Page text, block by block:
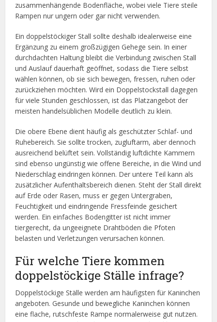
zusammenhängende Bodenfläche, wobei viele Tiere steile
Rampen nur ungern oder gar nicht verwenden.
Ein doppelstöckiger Stall sollte deshalb idealerweise eine
Ergänzung zu einem großzügigen Gehege sein. In einer
durchdachten Haltung bleibt die Verbindung zwischen Stall
und Auslauf dauerhaft geöffnet, sodass die Tiere selbst
wählen können, ob sie sich bewegen, fressen, ruhen oder
zurückziehen möchten. Wird ein Doppelstockstall dagegen
für viele Stunden geschlossen, ist das Platzangebot der
meisten handelsüblichen Modelle deutlich zu klein.
Die obere Ebene dient häufig als geschützter Schlaf- und
Ruhebereich. Sie sollte trocken, zugluftarm, aber dennoch
ausreichend belüftet sein. Vollständig luftdichte Kammern
sind ebenso ungünstig wie offene Bereiche, in die Wind und
Niederschlag eindringen können. Der untere Teil kann als
zusätzlicher Aufenthaltsbereich dienen. Steht der Stall direkt
auf Erde oder Rasen, muss er gegen Untergraben,
Feuchtigkeit und eindringende Fressfeinde gesichert
werden. Ein einfaches Bodengitter ist nicht immer
tiergerecht, da ungeeignete Drahtböden die Pfoten
belasten und Verletzungen verursachen können.
Für welche Tiere kommen
doppelstöckige Ställe infrage?
Doppelstöckige Ställe werden am häufigsten für Kaninchen
angeboten. Gesunde und bewegliche Kaninchen können
eine flache, rutschfeste Rampe normalerweise gut nutzen.